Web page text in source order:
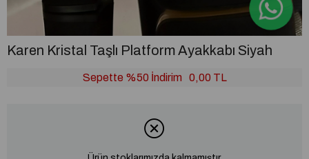
Karen Kristal Taşlı Platform Ayakkabı Siyah
Sepette %50 İndirim 0,00 TL